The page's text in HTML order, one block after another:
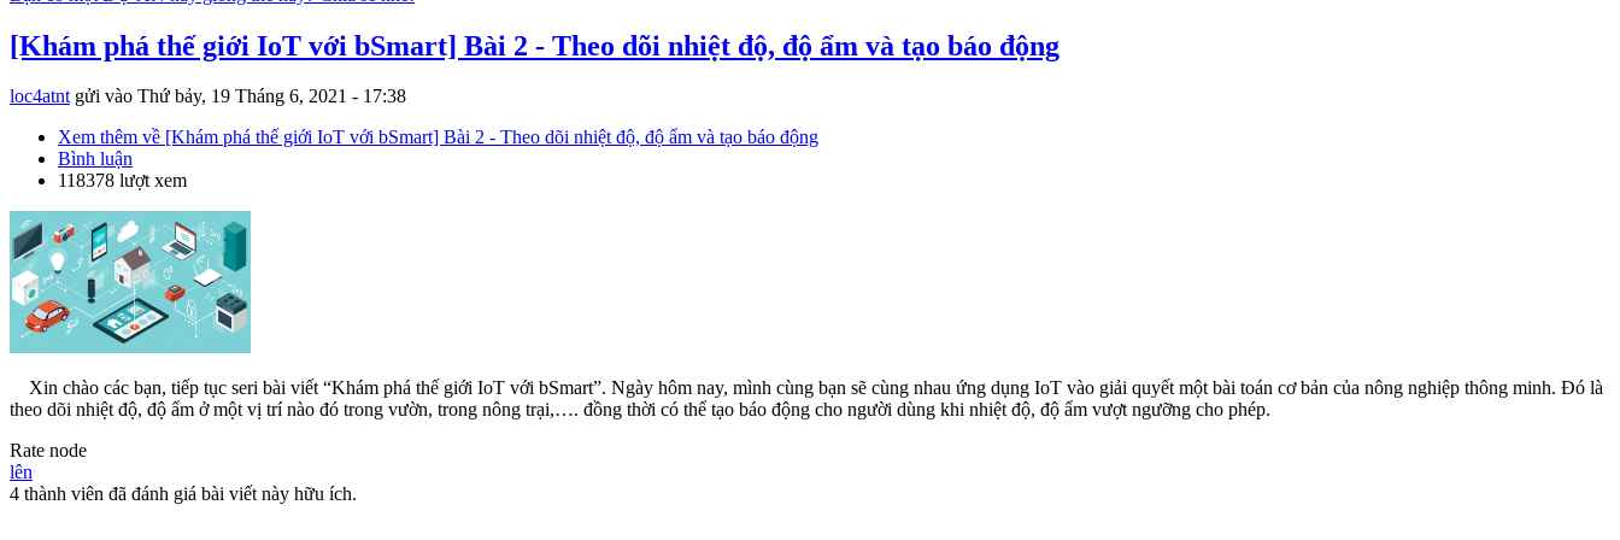
[Khám phá thế giới IoT với bSmart] Bài 2 - Theo dõi nhiệt độ, độ ẩm và tạo báo động
loc4atntgửi vào Thứ bảy, 19 Tháng 6, 2021 - 17:38
Xem thêm về [Khám phá thế giới IoT với bSmart] Bài 2 - Theo dõi nhiệt độ, độ ẩm và tạo báo động
Bình luận
118378 lượt xem
Xin chào các bạn, tiếp tục seri bài viết “Khám phá thế giới IoT với bSmart”. Ngày hôm nay, mình cùng bạn sẽ cùng nhau ứng dụng IoT vào giải quyết một bài toán cơ bản của nông nghiệp thông minh. Đó là
theo dõi nhiệt độ, độ ẩm ở một vị trí nào đó trong vườn, trong nông trại,…. đồng thời có thể tạo báo động cho người dùng khi nhiệt độ, độ ẩm vượt ngưỡng cho phép.
Rate node
lên
4 thành viên đã đánh giá bài viết này hữu ích.